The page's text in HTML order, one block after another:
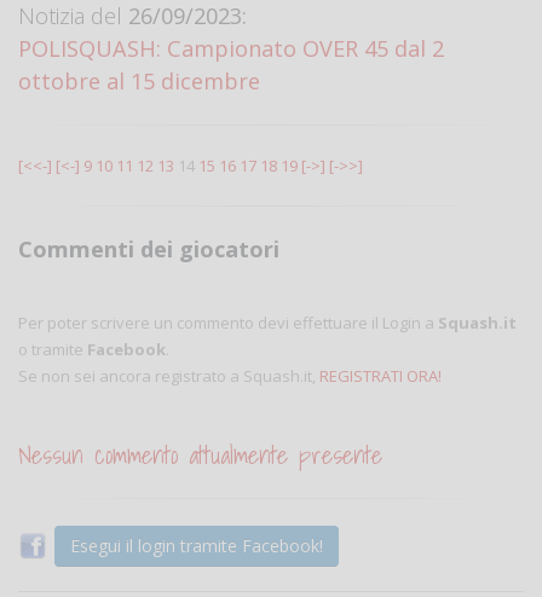
Notizia del 26/09/2023:
POLISQUASH: Campionato OVER 45 dal 2
ottobre al 15 dicembre
[<<-] [<-] 9 10 11 12 13 14 15 16 17 18 19 [->] [->>]
Commenti dei giocatori
Per poter scrivere un commento devi effettuare il Login a Squash.it
o tramite Facebook.
Se non sei ancora registrato a Squash.it, REGISTRATI ORA!
Nessun commento attualmente presente
Esegui il login tramite Facebook!